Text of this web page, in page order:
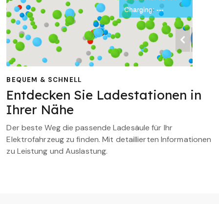
BEQUEM & SCHNELL
Entdecken Sie Ladestationen in
Ihrer Nähe
Der beste Weg die passende Ladesäule für Ihr
Elektrofahrzeug zu finden. Mit detaillierten Informationen
zu Leistung und Auslastung.